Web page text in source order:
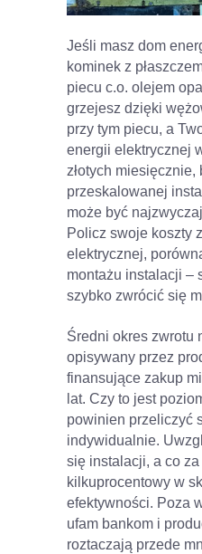
Jeśli masz dom
kominek z
piecu c.o. olejem
grzejesz dzięki
przy tym piecu, a
energii elektrycznej
złotych miesięcznie,
przeskalowanej
może być
Policz swoje koszty
elektrycznej,
montażu instalacji –
szybko zwrócić się
Średni okres zwrotu
opisywany przez
finansujące zakup
lat. Czy to jest
powinien przeliczyć
indywidualnie.
się instalacji, a co
kilkuprocentowy w
efektywności. Poza
ufam bankom i
roztaczają przede